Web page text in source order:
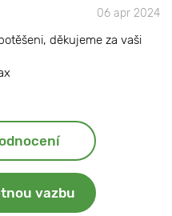
06 apr 2024
děkujeme za vaši
vazbu